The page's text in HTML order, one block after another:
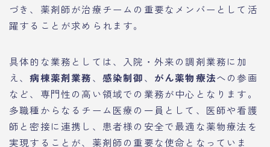
づき、薬剤師が治療チームの重要なメンバーとして活
躍することが求められます。
具体的な業務としては、入院・外来の調剤業務に加
え、病棟薬剤業務、 感染制御、 がん薬物療法への参画
など、専門性の高い領域での業務が中心となります。
多職種からなるチーム医療の一員として、医師や看護
師と密接に連携し、患者様の安全で最適な薬物療法を
実現することが、薬剤師の重要な使命となっていま